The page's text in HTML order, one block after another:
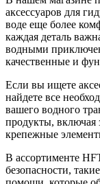
аксессуаров для
воде еще более
каждая деталь
водными
качественные и
Если вы ищете
найдете все
вашего водного
продукты, включая
крепежные
В ассортименте
безопасности,